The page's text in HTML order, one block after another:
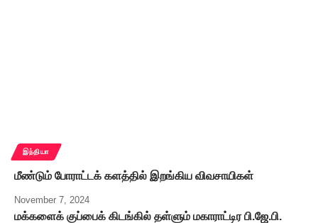
இந்தியா
மீண்டும் போராட்டக் களத்தில் இறங்கிய விவசாயிகள்
November 7, 2024
மக்களைக் குப்பைக் கிடங்கில் தள்ளும் மகாராட்டிர பி.ஜே.பி.